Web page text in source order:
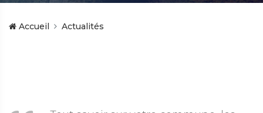
Accueil Actualités